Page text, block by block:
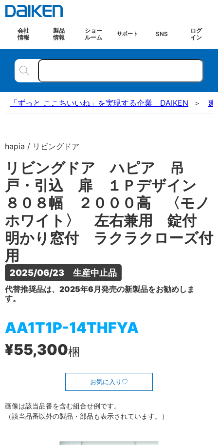
会社
情報
製品
情報
ショー
ルーム
サポート SNS
ログ
イン
「ずっと ここちいいね」を実現する企業 DAIKEN 建
hapia / リビングドア
リビングドア ハピア 吊
戸・引込 扉 １Ｐデザイン
８０８幅 ２０００高 〈モノ
ホワイト〉 左右兼用 錠付
明かり窓付 ラクラクローズ付
用
2025/06/23　生産中止品
代替推奨品は、2025年6月発売の新製品をお勧めしま
す。
AA1T1P-14THFYA
¥55,300梱
お気に入り
画像は該当品番を含む組合せ例です。
（該当品番以外の製品・部品も表示されています。）